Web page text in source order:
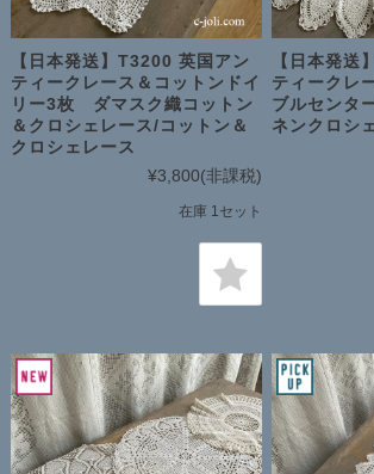
【日本発送】T3200 英国アン
ティークレース＆コットンドイ
リー3枚 ダマスク織コットン
＆クロシェレース/コットン＆
クロシェレース
¥3,800(非課税)
在庫 1セット
【日本発送
ティークレ
ブルセンタ
ネンクロシ